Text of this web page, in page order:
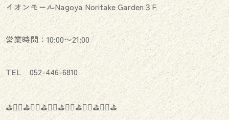
イオンモールNagoya Noritake Garden３F
営業時間：10:00〜21:00
TEL 052-446-6810
⛳️🏌️‍♂️⛳️🏌️‍♀️⛳️🏌️‍♂️⛳️🏌️‍♀️⛳️🏌️‍♂️⛳️🏌️‍♀️⛳️